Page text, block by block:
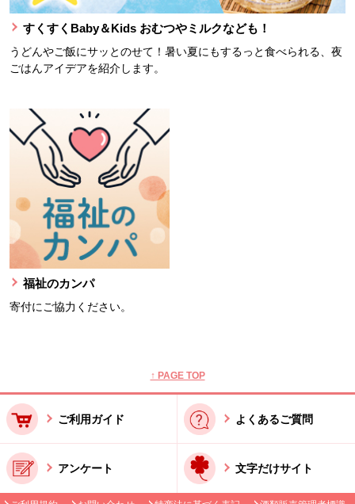
すくすくBaby＆Kids おむつやミルクなども！
うどんやご飯にサッとのせて！暑い夏にもするっと食べられる、夜
ごはんアイデアを紹介します。
福祉のカンパ
寄付にご協力ください。
↑ PAGE TOP
ご利用ガイド よくあるご質問
アンケート 文字だけサイト